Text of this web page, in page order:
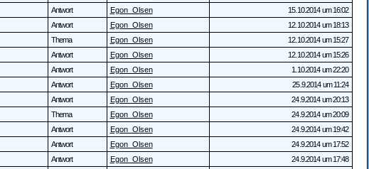
Antwort Egon_Olsen
15.10.2014 um 16:02
Antwort Egon_Olsen
12.10.2014 um 18:13
Thema Egon_Olsen
12.10.2014 um 15:27
Antwort Egon_Olsen
12.10.2014 um 15:26
Antwort Egon_Olsen
1.10.2014 um 22:20
Antwort Egon_Olsen
25.9.2014 um 11:24
Antwort Egon_Olsen
24.9.2014 um 20:13
Thema Egon_Olsen
24.9.2014 um 20:09
Antwort Egon_Olsen
24.9.2014 um 19:42
Antwort Egon_Olsen
24.9.2014 um 17:52
Antwort Egon_Olsen
24.9.2014 um 17:48